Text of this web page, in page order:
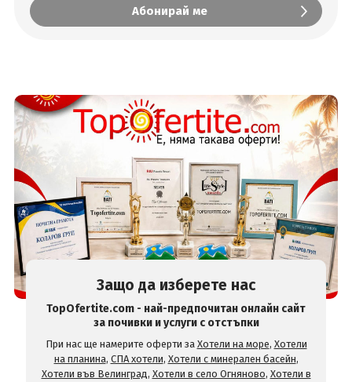
Защо да изберете нас
TopOfertite.com - най-предпочитан онлайн сайт
за почивки и услуги с отстъпки
При нас ще намерите оферти за Хотели на море, Хотели
на планина, СПА хотели, Хотели с минерален басейн,
Хотели във Велинград, Хотели в село Огняново, Хотели в